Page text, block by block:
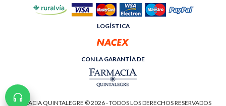
LOGÍSTICA
CON LA GARANTÍA DE
FARMACIA QUINTALEGRE © 2026 - TODOS LOS DERECHOS RESERVADOS